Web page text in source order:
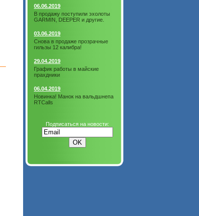
06.06.2019
В продажу поступили эхолоты
GARMIN, DEEPER и другие.
03.06.2019
Снова в продаже прозрачные
гильзы 12 калибра!
29.04.2019
График работы в майские
прахдники
06.04.2019
Новинка! Манок на вальдшнепа
RTCalls
Подписаться на новости: